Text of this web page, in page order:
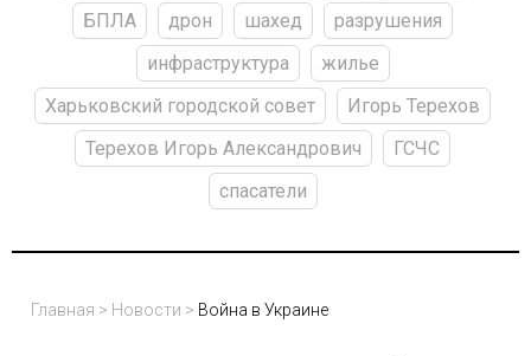
БПЛА
дрон шахед
разрушения
инфраструктура
жилье
Харьковский городской совет
Игорь Терехов
Терехов Игорь Александрович
ГСЧС
спасатели
Главная > Новости > Война в Украине